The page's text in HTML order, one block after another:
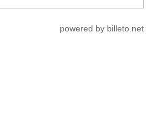
powered by billeto.net